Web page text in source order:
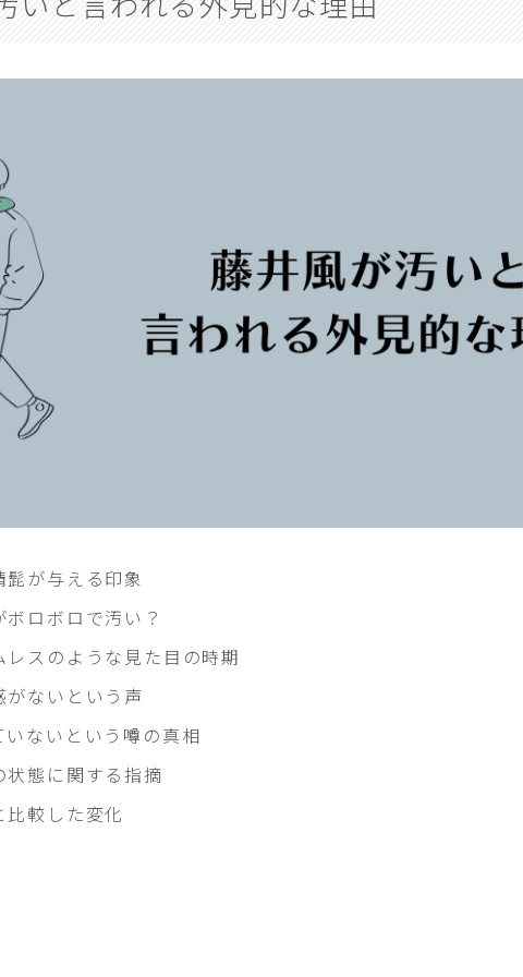
が与える印象
ロボロで汚い？
スのような見た目の時期
ないという声
ないという噂の真相
態に関する指摘
較した変化